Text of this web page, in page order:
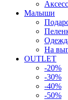
Малыши
На
OUTLET
-20%
-30%
-40%
-50%